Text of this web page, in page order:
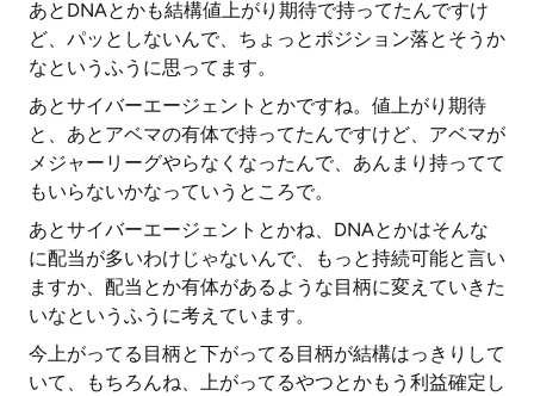
あとDNAとかも結構値上がり期待で持ってたんですけ
ど、パッとしないんで、ちょっとポジション落とそうか
なというふうに思ってます。
あとサイバーエージェントとかですね。値上がり期待
と、あとアベマの有体で持ってたんですけど、アベマが
メジャーリーグやらなくなったんで、あんまり持ってて
もいらないかなっていうところで。
あとサイバーエージェントとかね、DNAとかはそんな
に配当が多いわけじゃないんで、もっと持続可能と言い
ますか、配当とか有体があるような目柄に変えていきた
いなというふうに考えています。
今上がってる目柄と下がってる目柄が結構はっきりして
いて、もちろんね、上がってるやつとかもう利益確定し